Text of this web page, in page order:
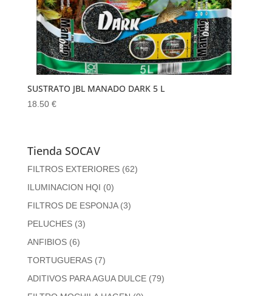
SUSTRATO JBL MANADO DARK 5 L
18.50 €
Tienda SOCAV
FILTROS EXTERIORES (62)
ILUMINACION HQI (0)
FILTROS DE ESPONJA (3)
PELUCHES (3)
ANFIBIOS (6)
TORTUGUERAS (7)
ADITIVOS PARA AGUA DULCE (79)